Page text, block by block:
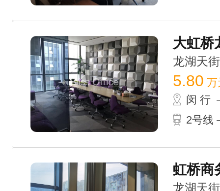
大虹桥
龙湖天
5.80 万
闵 行
2号线
虹桥商
龙湖天